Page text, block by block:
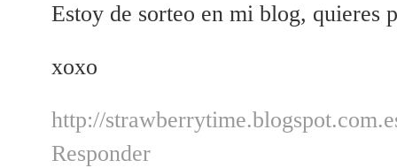
Estoy de sorteo en mi blog, quieres
xoxo
http://
Responder